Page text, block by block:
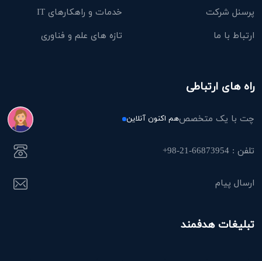
پرسنل شرکت
خدمات و راهکارهای IT
ارتباط با ما
تازه های علم و فناوری
راه های ارتباطی
چت با یک متخصصهم اکنون آنلاین
تلفن : 66873954-21-98+
ارسال پیام
تبلیغات هدفمند